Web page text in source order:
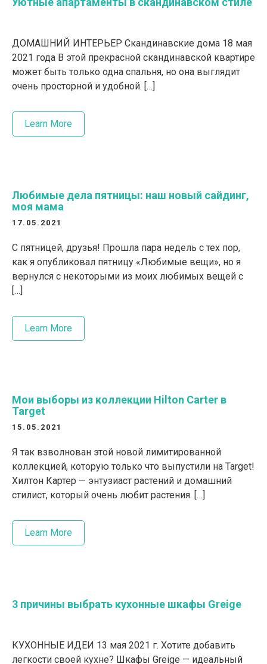
ДОМАШНИЙ ИНТЕРЬЕР Скандинавские дома 18 мая
2021 года В этой прекрасной скандинавской квартире
может быть только одна спальня, но она выглядит
очень просторной и удобной. […]
Learn More
Любимые дела пятницы: наш новый сайдинг,
моя мама
17.05.2021
С пятницей, друзья! Прошла пара недель с тех пор,
как я опубликовал пятницу «Любимые вещи», но я
вернулся с некоторыми из моих любимых вещей с
[…]
Learn More
Мои выборы из коллекции Hilton Carter в
Target
15.05.2021
Я так взволнован этой новой лимитированной
коллекцией, которую только что выпустили на Target!
Хилтон Картер — энтузиаст растений и домашний
стилист, который очень любит растения. […]
Learn More
3 причины выбрать кухонные шкафы Greige
КУХОННЫЕ ИДЕИ 13 мая 2021 г. Хотите добавить
легкости своей кухне? Шкафы Greige — идеальный